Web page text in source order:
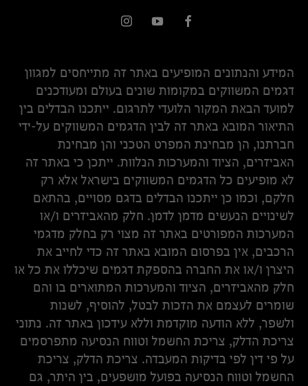
המידע והנתונים המופיעים באתר זה מתייחסים למגוון
דגמים המשווקים במקומות שונים בעולם ומעודכנים
למועד הבאת המקור הלועדי לתרגום. ייתכנו הבדלים בין
התיאור המובא באתר זה לבין הדגמים המשווקים על-ידי
חברתנו, הן מבחינת המפרט הטכני והן מבחינת
האביזרים, הציוד והמערכות הנלוות. ייתכן כי באתר זה
לא מופיעים כל הדגמים המשווקים בישראל אלא רק
חלקם, וכמו כן ייתכנו הבדלים בדגם מסויים, בהתאם
לשינויים הנעשים מדמן לדמן. חלק מהאביזרים ו/או
המערכות המפורטים באתר זה מצוי רק בחלק מדגמי
הרכבים, אין בפרסום המובא באתר זה כדי לחייב את
היצרן ו/או את החברה בהספקת דגמים שיכללו את כל או
חלק מהאביזרים, הציוד והמערכות המתוארים בו והם
שומרים לעצמם את הזכות לבטל, להוסיף, לשנות
ולשפר, ללא הודעה מוקדמת וללא עידכון באתר זה. נתוני
צריכת הדלק, צריכת החשמל וטווח הנסיעה מתפרסמים
על פי דין לפי בדיקות המעבדה. צריכת הדלק, צריכת
החשמל וטווח הנסיעה בפועל מושפעים, בין היתר, גם